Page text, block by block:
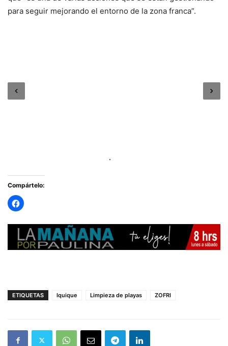
para seguir mejorando el entorno de la zona franca”.
Compártelo:
ETIQUETAS Iquique Limpieza de playas ZOFRI